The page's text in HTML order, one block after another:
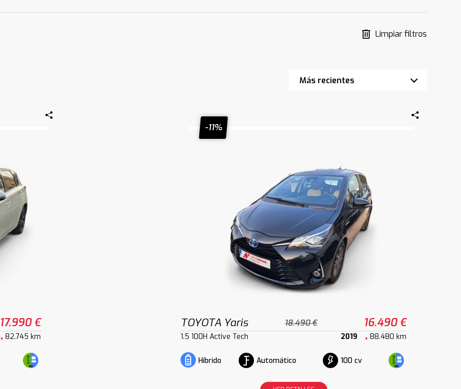
Limpiar filtros
17.990 €
82.745 km
-11%
TOYOTA Yaris 18.490 € 16.490 €
1.5 100H Active Tech 2019 88.480 km
Híbrido Automático 100 cv